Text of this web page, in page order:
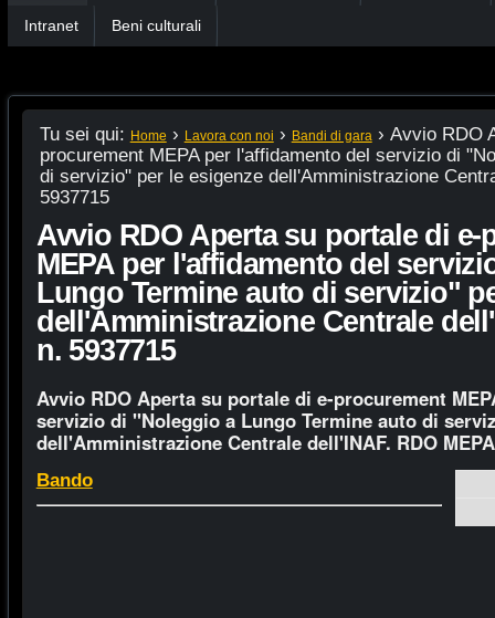
Intranet Beni culturali
Tu sei qui: Home › Lavora con noi › Bandi di gara › Avvio RDO
procurement MEPA per l'affidamento del servizio di
di servizio" per le esigenze dell'Amministrazione
5937715
Avvio RDO Aperta su portale di e-
MEPA per l'affidamento del
Lungo Termine auto di servizio"
dell'Amministrazione Centrale
n. 5937715
Avvio RDO Aperta su portale di e-procurement
servizio di "Noleggio a Lungo Termine auto di
dell'Amministrazione Centrale dell'INAF. RDO
Bando